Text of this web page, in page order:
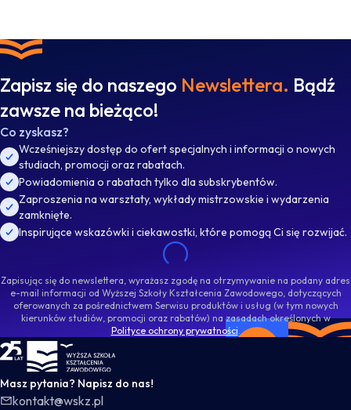
Zapisz się do naszego Newslettera. Bądź
zawsze na bieżąco!
Co zyskasz?
Wcześniejszy dostęp do ofert specjalnych i informacji o nowych
studiach, promocji oraz rabatach.
Powiadomienia o rabatach tylko dla subskrybentów.
Zaproszenia na warsztaty, wykłady mistrzowskie i wydarzenia
zamknięte.
Inspirujące wskazówki i ciekawostki, które pomogą Ci się rozwijać.
Zapisując się do newslettera, wyrażasz zgodę na otrzymywanie na podany adres
e-mail informacji od Wyższej Szkoły Kształcenia Zawodowego, dotyczących
oferowanych za pośrednictwem Serwisu produktów i usług (w tym nowych
kierunków studiów, promocji oraz rabatów) na zasadach określonych w
Polityce ochrony prywatności.
WSKZ - strona główna
Masz pytania? Napisz do nas!
kontakt@wskz.pl